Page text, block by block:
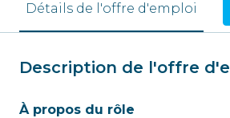
Détails de l'offre d'emploi
Description de l'offre
À propos du rôle